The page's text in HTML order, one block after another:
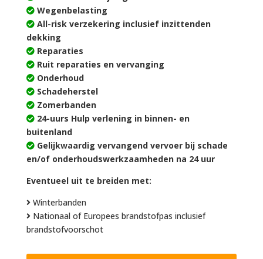
Wegenbelasting
All-risk verzekering inclusief inzittenden
dekking
Reparaties
Ruit reparaties en vervanging
Onderhoud
Schadeherstel
Zomerbanden
24-uurs Hulp verlening in binnen- en
buitenland
Gelijkwaardig vervangend vervoer bij schade
en/of onderhoudswerkzaamheden na 24 uur
Eventueel uit te breiden met:
Winterbanden
Nationaal of Europees brandstofpas inclusief
brandstofvoorschot